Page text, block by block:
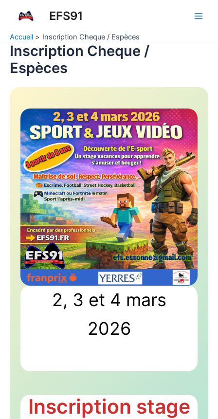
EFS91
Accueil Inscription Cheque / Espèces
Inscription Cheque /
Espèces
2, 3 et 4 mars
2026
Inscription stage